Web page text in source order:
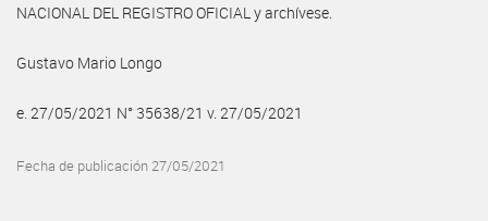
NACIONAL DEL REGISTRO OFICIAL y archívese.
Gustavo Mario Longo
e. 27/05/2021 N° 35638/21 v. 27/05/2021
Fecha de publicación 27/05/2021